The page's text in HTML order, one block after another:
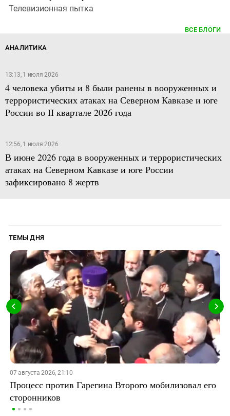
Телевизионная пытка
ВСЕ БЛОГИ
АНАЛИТИКА
13:13, 1 июля 2026
4 человека убиты и 8 были ранены в вооруженных и
террористических атаках на Северном Кавказе и юге
России во II квартале 2026 года
12:56, 1 июля 2026
В июне 2026 года в вооруженных и террористических
атаках на Северном Кавказе и юге России
зафиксировано 8 жертв
ТЕМЫ ДНЯ
07 августа 2026, 21:10
Процесс против Гарегина Второго мобилизовал его
сторонников